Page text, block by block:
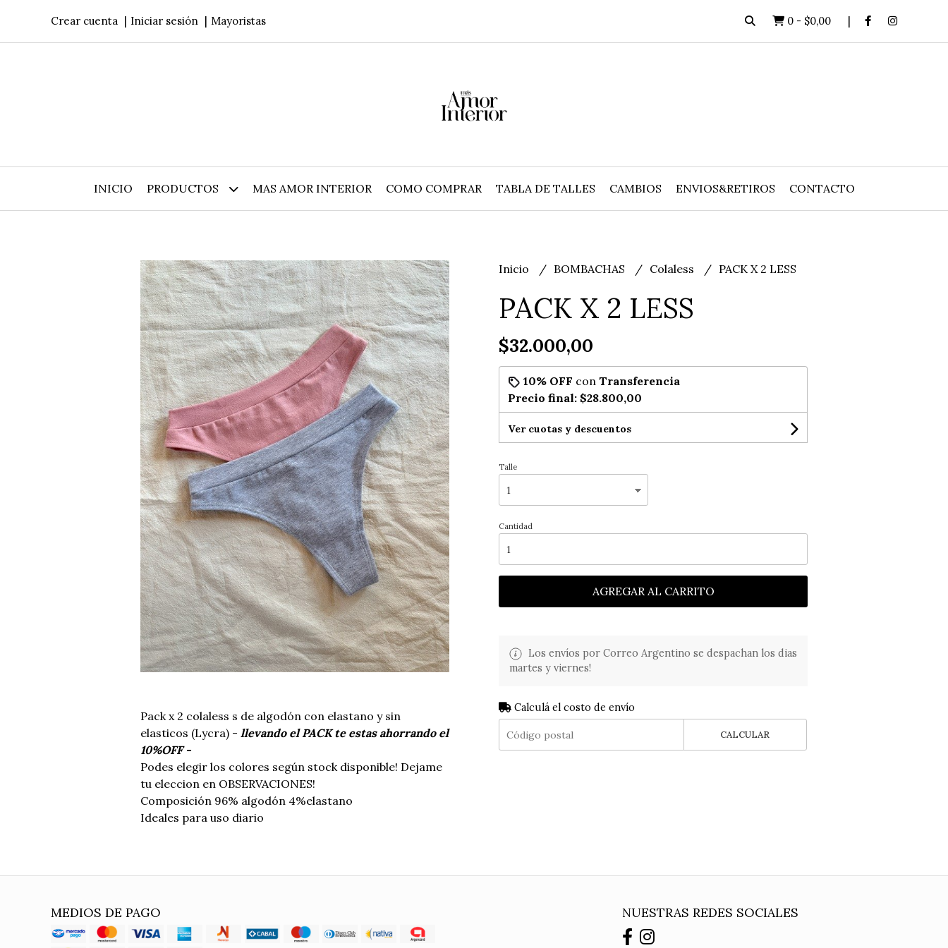
Crear cuenta Iniciar sesión Mayoristas 0 - $0,00
INICIO PRODUCTOS MAS AMOR INTERIOR COMO COMPRAR TABLA DE TALLES CAMBIOS ENVIOS&RETIROS CONTACTO
Pack x 2 colaless s de algodón con elastano y sin
elasticos (Lycra) - llevando el PACK te estas ahorrando el
10%OFF -
Podes elegir los colores según stock disponible! Dejame
tu eleccion en OBSERVACIONES!
Composición 96% algodón 4%elastano
Ideales para uso diario
Inicio BOMBACHAS Colaless PACK X 2 LESS
PACK X 2 LESS
$32.000,00
10% OFF con Transferencia
Precio final: $28.800,00
Ver cuotas y descuentos
Talle
Cantidad
AGREGAR AL CARRITO
Los envíos por Correo Argentino se despachan los dias
martes y viernes!
Calculá el costo de envío
CALCULAR
MEDIOS DE PAGO NUESTRAS REDES SOCIALES